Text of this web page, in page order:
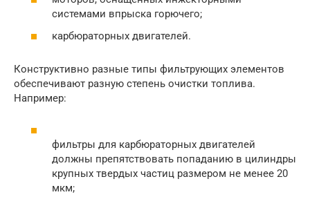
системами впрыска горючего;
карбюраторных двигателей.
Конструктивно разные типы фильтрующих элементов
обеспечивают разную степень очистки топлива.
Например:
фильтры для карбюраторных двигателей
должны препятствовать попаданию в цилиндры
крупных твердых частиц размером не менее 20
мкм;